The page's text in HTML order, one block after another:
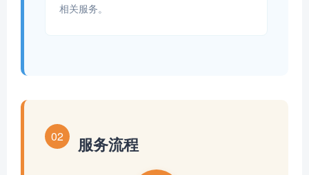
相关服务。
02 服务流程